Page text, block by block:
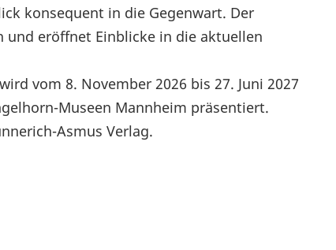
konsequent in die Gegenwart. Der
und eröffnet Einblicke in die aktuellen
vom 8. November 2026 bis 27. Juni 2027
Museen Mannheim präsentiert.
Asmus Verlag.